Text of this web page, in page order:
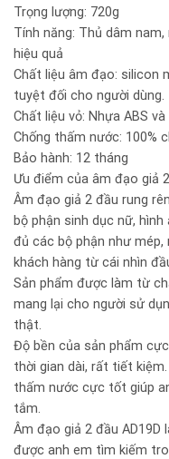
Trọng lượng: 720g
Tính năng: Thủ dâm
hiệu quả
Chất liệu âm đạo: silicon
tuyệt đối cho người dùng.
Chất liệu vỏ: Nhựa ABS
Chống thấm nước: 100%
Bảo hành: 12 tháng
Ưu điểm của âm đạo giả
Âm đạo giả 2 đầu rung
bộ phận sinh dục nữ,
đủ các bộ phận như
khách hàng từ cái nhìn
Sản phẩm được làm từ
mang lại cho người sử
thật.
Độ bền của sản phẩm
thời gian dài, rất tiết
thấm nước cực tốt giúp
tắm.
Âm đạo giả 2 đầu
được anh em tìm kiếm